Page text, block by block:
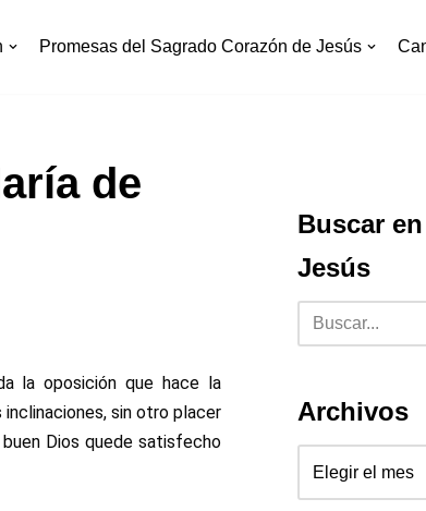
Promesas del Sagrado Corazón de Jesús
de
la oposición que hace la
inclinaciones, sin otro placer
Dios quede satisfecho
Buscar
Jesús
Archivos